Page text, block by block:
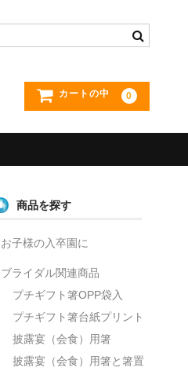
カートの中 0
商品を探す
お子様の入卒園に
ブライダル関連商品
プチギフト箸OPP袋入
プチギフト箸台紙プリント
披露宴（会食）用箸
披露宴（会食）用箸と箸置